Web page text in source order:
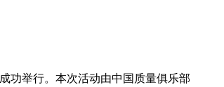
功举行。本次活动由中国质量俱乐部